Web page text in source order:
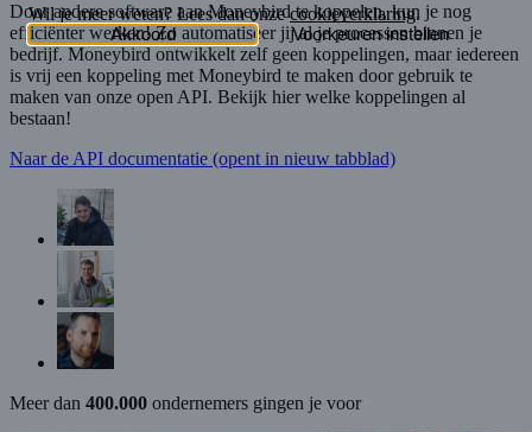
Door andere software aan Moneybird te koppelen, kun je nog
efficiënter werken! Zo automatiseer jij al je processen binnen je
bedrijf. Moneybird ontwikkelt zelf geen koppelingen, maar iedereen
is vrij een koppeling met Moneybird te maken door gebruik te
maken van onze open API. Bekijk hier welke koppelingen al
bestaan!
Naar de API documentatie (opent in nieuw tabblad)
Meer dan 400.000 ondernemers gingen je voor